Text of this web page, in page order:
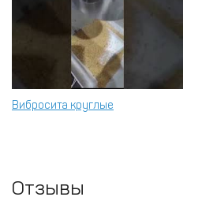
Вибросита круглые
Отзывы